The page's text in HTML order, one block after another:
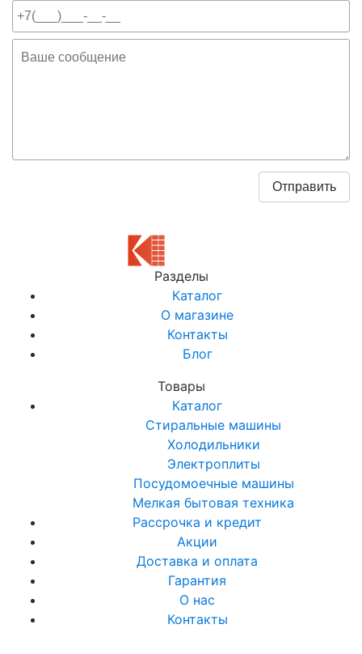
Разделы
Каталог
О магазине
Контакты
Блог
Товары
Каталог
Стиральные машины
Холодильники
Электроплиты
Посудомоечные машины
Мелкая бытовая техника
Рассрочка и кредит
Акции
Доставка и оплата
Гарантия
О нас
Контакты